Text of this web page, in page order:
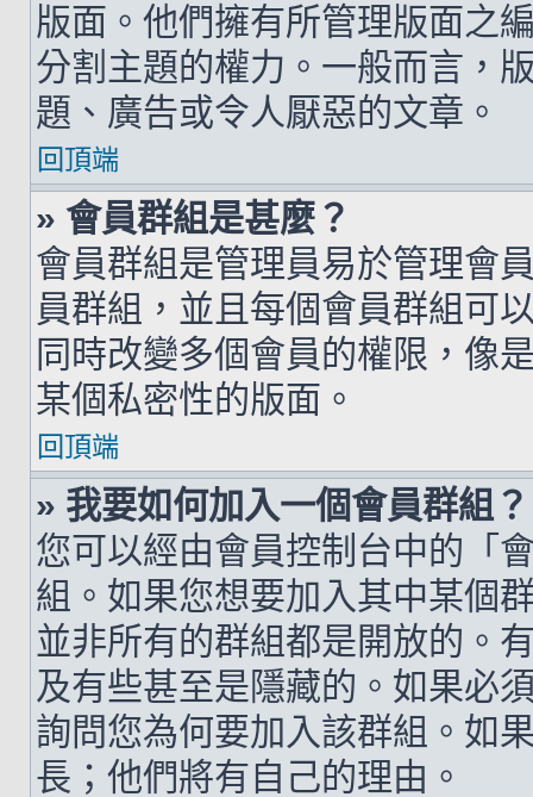
版面。他們擁有所管理版面之
分割主題的權力。一般而言，
題、廣告或令人厭惡的文章。
回頂端
» 會員群組是甚麼？
會員群組是管理員易於管理會
員群組，並且每個會員群組可
同時改變多個會員的權限，像
某個私密性的版面。
回頂端
» 我要如何加入一個會員群組？
您可以經由會員控制台中的「
組。如果您想要加入其中某個
並非所有的群組都是開放的。
及有些甚至是隱藏的。如果必
詢問您為何要加入該群組。如
長；他們將有自己的理由。